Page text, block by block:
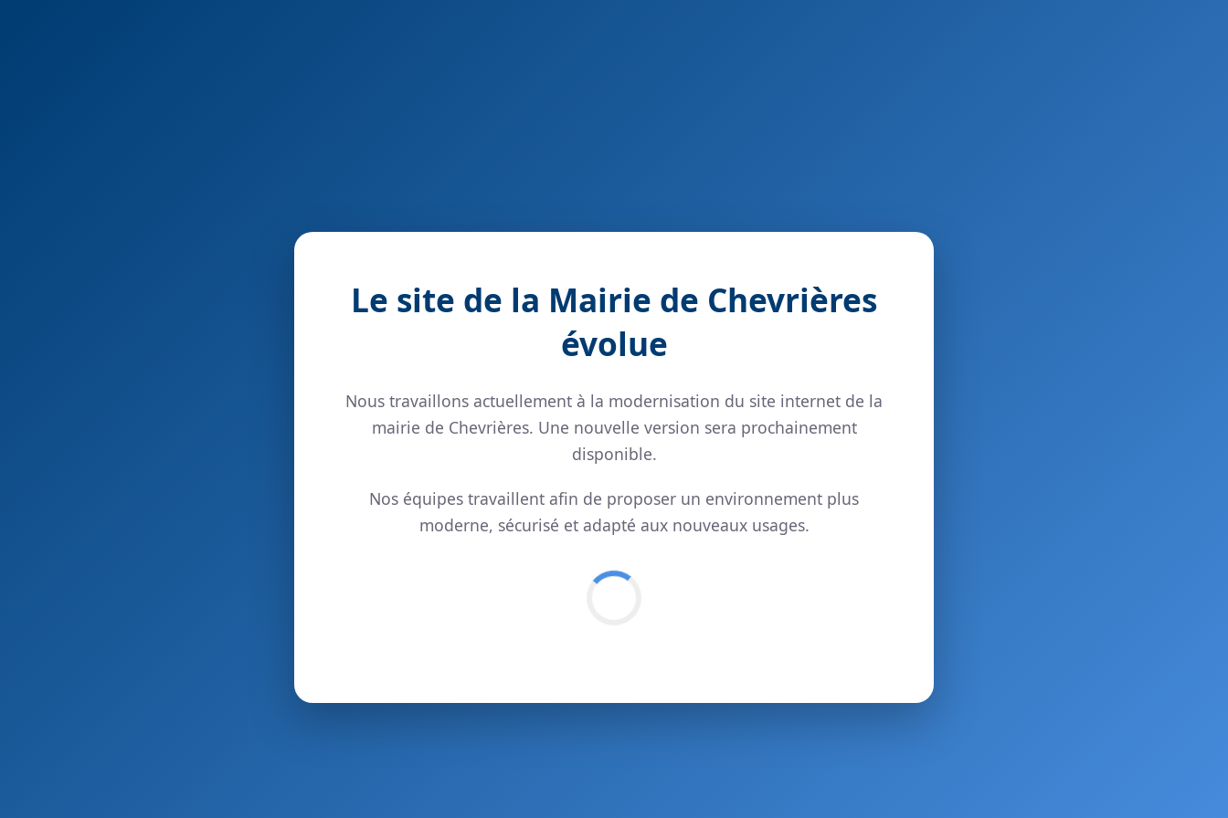
Le site de la Mairie de Chevrières
évolue
Nous travaillons actuellement à la modernisation du site internet de la
mairie de Chevrières. Une nouvelle version sera prochainement
disponible.
Nos équipes travaillent afin de proposer un environnement plus
moderne, sécurisé et adapté aux nouveaux usages.